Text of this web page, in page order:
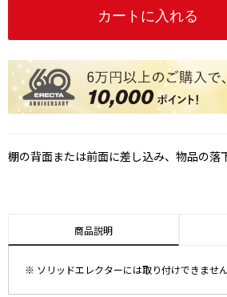
棚の背面または前面に差し込み、物品の落
商品説明
※ ソリッドエレクターには取り付けできません